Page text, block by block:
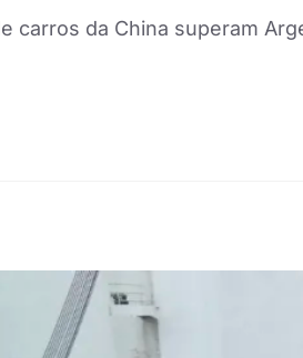
carros da China superam